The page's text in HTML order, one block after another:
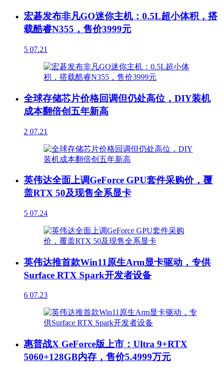
宏碁发布非凡GO迷你主机：0.5L超小体积，搭
载酷睿N355，售价3999元
5 07.21
全球存储芯片价格回调但仍处高位，DIY装机
成本翻倍创五年新高
2 07.21
英伟达全面上调GeForce GPU套件采购价，覆
盖RTX 50及现售全系显卡
5 07.24
英伟达推首款Win11原生Arm显卡驱动，专供
Surface RTX Spark开发者设备
6 07.23
惠普战X GeForce版上市：Ultra 9+RTX
5060+128GB内存，售价5.4999万元